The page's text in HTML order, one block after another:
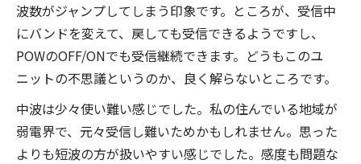
波数がジャンプしてしまう印象です。ところが、受信中
にバンドを変えて、戻しても受信できるようですし、
POWのOFF/ONでも受信継続できます。どうもこのユ
ニットの不思議というのか、良く解らないところです。
中波は少々使い難い感じでした。私の住んでいる地域が
弱電界で、元々受信し難いためかもしれません。思った
よりも短波の方が扱いやすい感じでした。感度も問題な